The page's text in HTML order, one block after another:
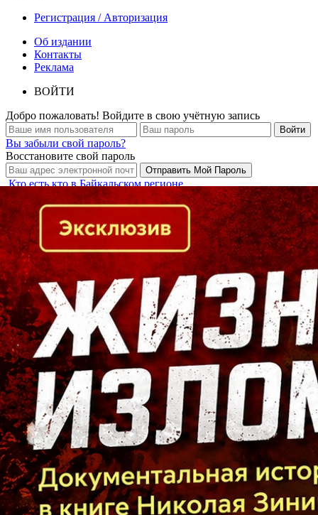
Регистрация / Авторизация
Об издании
Контакты
Реклама
ВОЙТИ
Добро пожаловать! Войдите в свою учётную запись
Вы забыли свой пароль?
Восстановите свой пароль
Кто есть кто в Байкальском регионе